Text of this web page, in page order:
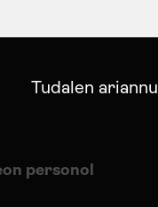
Tudalen ariannu
personol